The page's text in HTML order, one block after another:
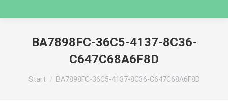
BA7898FC-36C5-4137-8C36-
C647C68A6F8D
Sie befinden sich hier:
Start BA7898FC-36C5-4137-8C36-C647C68A6F8D